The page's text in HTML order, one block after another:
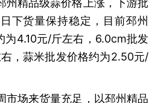
州精品级蒜价格上涨，下游批
下货量保持稳定，目前邳州
为4.10元/斤左右，6.0cm批发
，蒜米批发价格约为2.50元/
市场来货量充足，以邳州精品